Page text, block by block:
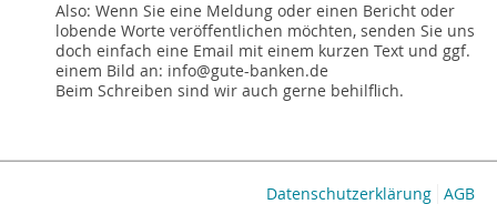
Also: Wenn Sie eine Meldung oder einen Bericht oder
lobende Worte veröffentlichen möchten, senden Sie uns
doch einfach eine Email mit einem kurzen Text und ggf.
einem Bild an: info@gute-banken.de
Beim Schreiben sind wir auch gerne behilflich.
AGB
Datenschutzerklärung